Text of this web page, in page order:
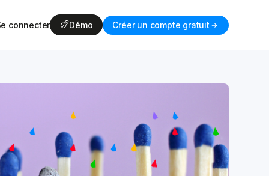
connecter Démo Créer un compte gratuit